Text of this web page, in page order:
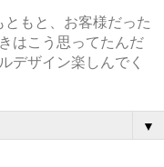
もと、お客様だった
はこう思ってたんだ
デザイン楽しんでく
▼